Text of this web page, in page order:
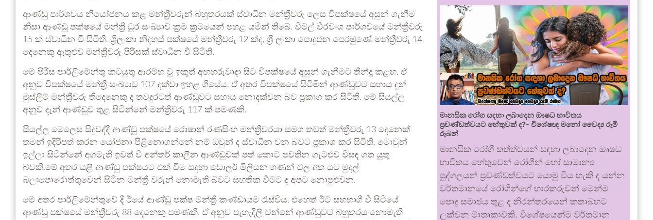
ආණ්ඩු පාර්ශවය නියෝජනය කළ මන්ත්‍රීවරුන් බහුතරයක් ස්වාධීන මන්ත්‍රීවරු ලෙස විපක්ෂයේ අසුන් ගැනීම
නිසා ආණ්ඩු පක්ෂයේ මන්ත්‍රී ධූර සංඛ්‍යාව ක්‍රම ක්‍රමයෙන් පහළ යමින් තිබේ. විමල් වීරවංශ පාර්ශවයේ මන්ත්‍රීවරු
15 ක් ස්වාධීන වී සිටිති. ශ්‍රිලංකා නිදහස් පක්ෂයේ මන්ත්‍රීවරු 12 ක්ද, ශ්‍රී ලංකා පොදුජන පෙරමුණේ මන්ත්‍රීවරු 14
දෙනෙකු ඇතුළුව මන්ත්‍රීවරු පිරිසක් ස්වාධීන වී සිටිති.
මේ පිරිස පාර්ලිමේන්තු කටයුතු ආරම්භ වූ ඉකුත් අඟහරුවාදා සිට විපක්ෂයේ අසුන් ගැනීමට තීන්දු කළහ. ඒ
අනුව විපක්ෂයේ මන්ත්‍රී සංඛ්‍යාව 107 දක්වා ඉහළ ගියේය. ඒ අතර විපක්ෂයේ සිටිමින් ආණ්ඩුවට සහාය දුන්
මුස්ලිම් මන්ත්‍රීවරු තිදෙනෙකු ද තවදුරටත් ආණ්ඩුවට සහාය නොදක්වන බව ප්‍රකාශ කර සිටිති. මේ සියල්ල
අනුව දැන් ආණ්ඩුව තුළ සිටින්නේ මන්ත්‍රීවරු 117 ක් පමණකි.
සියල්ල මෙලෙස සිදුවද්දී ආණ්ඩු පක්ෂයේ රොෂාන් රණසිංහ මන්ත්‍රීවරයා සමග තවත් මන්ත්‍රීවරු 13 දෙනෙක්
තමන් ඉදිරිපත් කරන යෝජනා පිළිනොගන්නේ නම් ඔවුන් ද ස්වාධීන වන බවට ප්‍රකාශ කර සිටිති. මොවුන්
ඉල්ලා සිටින්නේ අගමැති ඉවත් වී අන්තර් කාලීන ආණ්ඩුවක් පත් කොට පවතින ගැටළුව විසඳ ගත යුතු
බවකි.මේ අතර යළි ආණ්ඩු පක්ෂයට එක් වීම සඳහා ඩොලර් මිලියන ගණන් වල අත යට මුදල්
බලාපොරොත්තුවෙන් සිටින මන්ත්‍රී වරුන් නොමැති බවට සහතික වීමට ද අපට නොපුළුවන.
මේ අතර පාර්ලිමේන්තුවේ දී ඊයේ ආණ්ඩු පක්ෂ මන්ත්‍රී කණ්ඩායම රැස්විය. එහෙත් ඊට සහභාගී වී සිටියේ
ආණ්ඩු පක්ෂයේ මන්ත්‍රීවරු 88 දෙනෙකු පමණකි. ඒ අනුව පැහැදිලි වන්නේ ආණ්ඩුවට බහුතරය නොමැති
මානසික රෝග සඳහා ලබාදෙන ඖෂධ භාවිතය
ප්‍රචණ්ඩත්වයට හේතුවක් ද?- විශේෂඥ මනෝ වෛද්‍ය රූමි
රූබන්
මානසික රෝගී තත්ත්වයන් සඳහා ලබාදෙන ඖෂධ
භාවිතය හේතුවෙන් රෝගීන් හෝ සාමාන්‍ය
පුද්ගලයන් ප්‍රචණ්ඩත්වයට යොමු විය හැකි ද යන්න
වර්තමානයේ රෝගීන්ගේ භාරකරුවන් මෙන්ම
පොදු සමාජය තුළ ද නිරන්තරයෙන් කතාබහට
ලක්වන මාතෘකාවකි. විශේෂයෙන්ම වර්තමාන